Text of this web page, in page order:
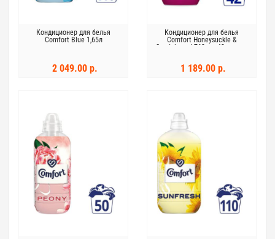
Кондиционер для белья
Comfort Blue 1,65л
2 049.00 р.
Кондиционер для белья
Comfort Honeysuckle &
Sandalwood 762 мл 42 стирки
1 189.00 р.